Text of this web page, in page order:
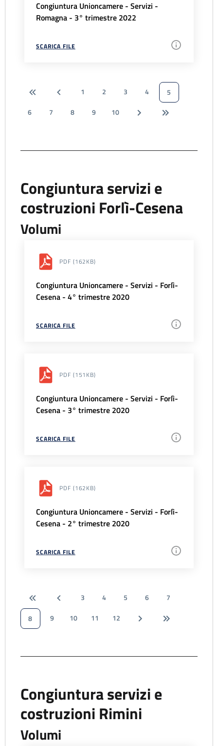
Congiuntura Unioncamere - Servizi -
Romagna - 3° trimestre 2022
SCARICA FILE
1 2 3 4
5
6
7 8 9 10
Congiuntura servizi e
costruzioni Forlì-Cesena
Volumi
PDF (162KB)
Congiuntura Unioncamere - Servizi - Forlì-
Cesena - 4° trimestre 2020
SCARICA FILE
PDF (151KB)
Congiuntura Unioncamere - Servizi - Forlì-
Cesena - 3° trimestre 2020
SCARICA FILE
PDF (162KB)
Congiuntura Unioncamere - Servizi - Forlì-
Cesena - 2° trimestre 2020
SCARICA FILE
3 4 5 6
7
8
9 10 11 12
Congiuntura servizi e
costruzioni Rimini
Volumi